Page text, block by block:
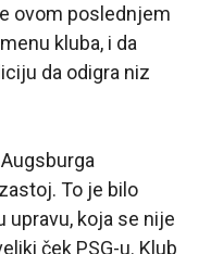
ovom poslednjem
kluba, i da
da odigra niz
To je bilo
upravu, koja se nije
ček PSG-u. Klub